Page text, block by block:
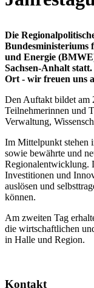
Die
Bundesministeriums
und Energie
Sachsen-Anhalt
Ort - wir freuen uns
Den Auftakt bildet am
Teilnehmerinnen und
Verwaltung,
Im Mittelpunkt stehen
sowie bewährte und
Regionalentwicklung.
Investitionen und
auslösen und
können.
Am zweiten Tag
die wirtschaftlichen
in Halle und Region.
Kontakt